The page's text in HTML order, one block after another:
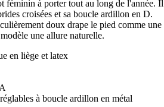
féminin à porter tout au long de l'année. Il
croisées et sa boucle ardillon en D.
doux drape le pied comme une
une allure naturelle.
en liège et latex
à boucle ardillon en métal